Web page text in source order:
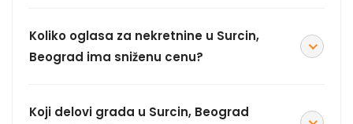
Koliko oglasa za nekretnine u Surcin,
Beograd ima sniženu cenu?
Koji delovi grada u Surcin, Beograd